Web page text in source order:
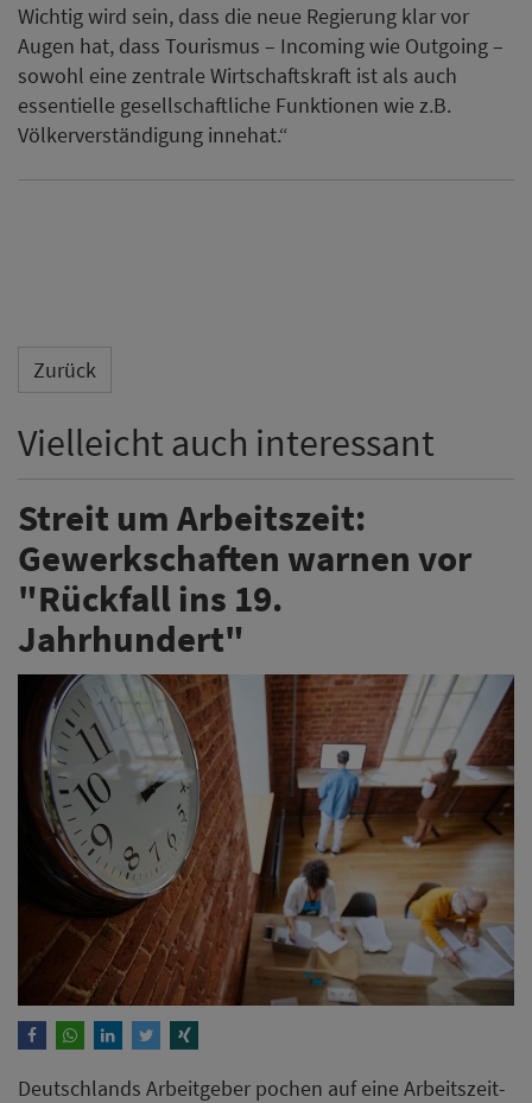
Wichtig wird sein, dass die neue Regierung klar vor
Augen hat, dass Tourismus – Incoming wie Outgoing –
sowohl eine zentrale Wirtschaftskraft ist als auch
essentielle gesellschaftliche Funktionen wie z.B.
Völkerverständigung innehat.“
Zurück
Vielleicht auch interessant
Streit um Arbeitszeit:
Gewerkschaften warnen vor
"Rückfall ins 19.
Jahrhundert"
Deutschlands Arbeitgeber pochen auf eine Arbeitszeit-